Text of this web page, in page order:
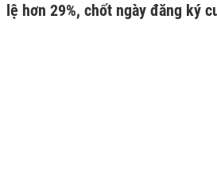
lệ hơn 29%, chốt ngày đăng ký